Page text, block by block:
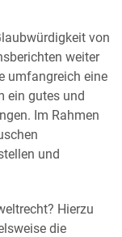
von
weiter
umfangreich eine
ein gutes und
Im Rahmen
und
Hierzu
die